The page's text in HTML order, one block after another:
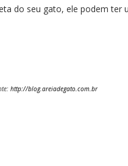
do seu gato, ele podem ter
http://blog.areiadegato.com.br